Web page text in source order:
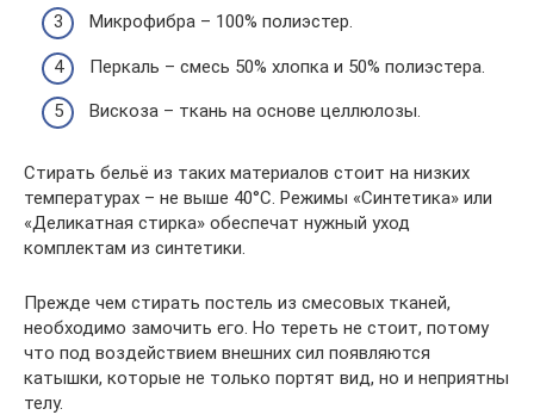
Микрофибра – 100% полиэстер.
Перкаль – смесь 50% хлопка и 50% полиэстера.
Вискоза – ткань на основе целлюлозы.
Стирать бельё из таких материалов стоит на низких
температурах – не выше 40°C. Режимы «Синтетика» или
«Деликатная стирка» обеспечат нужный уход
комплектам из синтетики.
Прежде чем стирать постель из смесовых тканей,
необходимо замочить его. Но тереть не стоит, потому
что под воздействием внешних сил появляются
катышки, которые не только портят вид, но и неприятны
телу.